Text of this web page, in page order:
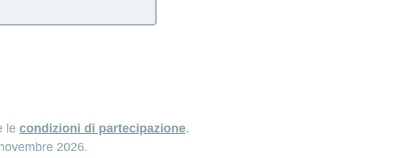
le condizioni di partecipazione.
2026.